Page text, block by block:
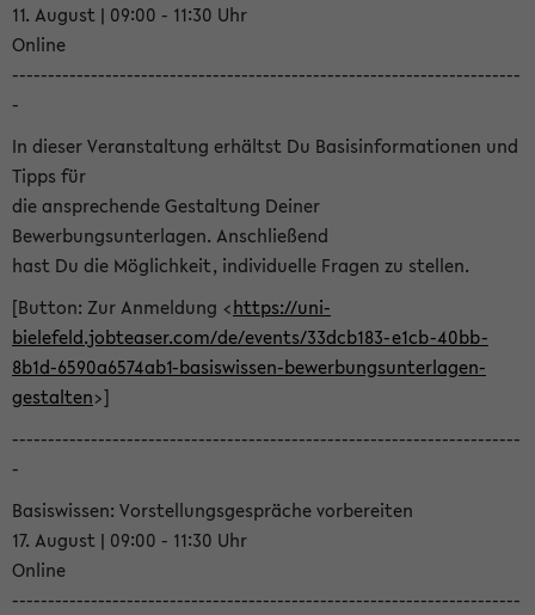
11. August | 09:00 - 11:30 Uhr
Online
-----------------------------------------------------------------------
-
In dieser Veranstaltung erhältst Du Basisinformationen und
Tipps für
die ansprechende Gestaltung Deiner
Bewerbungsunterlagen. Anschließend
hast Du die Möglichkeit, individuelle Fragen zu stellen.
[Button: Zur Anmeldung <https://uni-
bielefeld.jobteaser.com/de/events/33dcb183-e1cb-40bb-
8b1d-6590a6574ab1-basiswissen-bewerbungsunterlagen-
gestalten>]
-----------------------------------------------------------------------
-
Basiswissen: Vorstellungsgespräche vorbereiten
17. August | 09:00 - 11:30 Uhr
Online
-----------------------------------------------------------------------